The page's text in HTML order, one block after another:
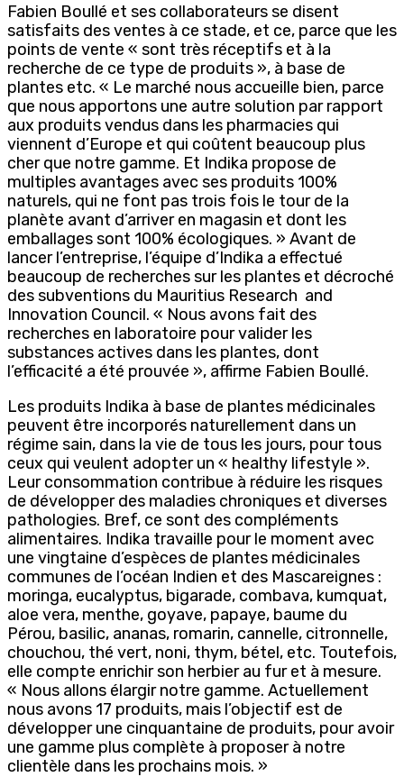
Fabien Boullé et ses collaborateurs se disent
satisfaits des ventes à ce stade, et ce, parce que les
points de vente « sont très réceptifs et à la
recherche de ce type de produits », à base de
plantes etc. « Le marché nous accueille bien, parce
que nous apportons une autre solution par rapport
aux produits vendus dans les pharmacies qui
viennent d’Europe et qui coûtent beaucoup plus
cher que notre gamme. Et Indika propose de
multiples avantages avec ses produits 100%
naturels, qui ne font pas trois fois le tour de la
planète avant d’arriver en magasin et dont les
emballages sont 100% écologiques. » Avant de
lancer l’entreprise, l’équipe d’Indika a effectué
beaucoup de recherches sur les plantes et décroché
des subventions du Mauritius Research and
Innovation Council. « Nous avons fait des
recherches en laboratoire pour valider les
substances actives dans les plantes, dont
l’efficacité a été prouvée », affirme Fabien Boullé.
Les produits Indika à base de plantes médicinales
peuvent être incorporés naturellement dans un
régime sain, dans la vie de tous les jours, pour tous
ceux qui veulent adopter un « healthy lifestyle ».
Leur consommation contribue à réduire les risques
de développer des maladies chroniques et diverses
pathologies. Bref, ce sont des compléments
alimentaires. Indika travaille pour le moment avec
une vingtaine d’espèces de plantes médicinales
communes de l’océan Indien et des Mascareignes :
moringa, eucalyptus, bigarade, combava, kumquat,
aloe vera, menthe, goyave, papaye, baume du
Pérou, basilic, ananas, romarin, cannelle, citronnelle,
chouchou, thé vert, noni, thym, bétel, etc. Toutefois,
elle compte enrichir son herbier au fur et à mesure.
« Nous allons élargir notre gamme. Actuellement
nous avons 17 produits, mais l’objectif est de
développer une cinquantaine de produits, pour avoir
une gamme plus complète à proposer à notre
clientèle dans les prochains mois. »